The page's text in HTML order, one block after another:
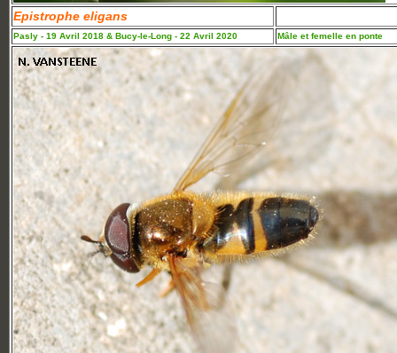
Epistrophe eligans
Pasly - 19 Avril 2018 & Bucy-le-Long - 22 Avril 2020 Mâle et femelle en ponte